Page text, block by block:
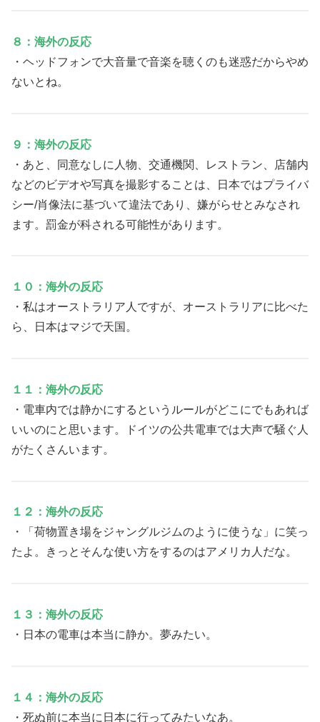
８：海外の反応
・ヘッドフォンで大音量で音楽を聴くのも迷惑だからやめ
ないとね。
９：海外の反応
・あと、同意なしに人物、交通機関、レストラン、店舗内
などのビデオや写真を撮影することは、日本ではプライバ
シー/肖像法に基づいて違法であり、嫌がらせとみなされ
ます。罰金が科される可能性があります。
１０：海外の反応
・私はオーストラリア人ですが、オーストラリアに比べた
ら、日本はマジで天国。
１１：海外の反応
・電車内では静かにするというルールがどこにでもあれば
いいのにと思います。ドイツの公共電車では大声で騒ぐ人
がたくさんいます。
１２：海外の反応
・「荷物置き場をジャングルジムのように使うな」に笑っ
たよ。きっとそんな使い方をするのはアメリカ人だな。
１３：海外の反応
・日本の電車は本当に静か。夢みたい。
１４：海外の反応
・死ぬ前に本当に日本に行ってみたいなあ。